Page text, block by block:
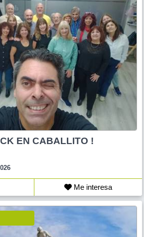
EN CABALLITO !
Me interesa